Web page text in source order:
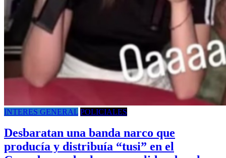
INTERES GENERAL POLICIALES
Desbaratan una banda narco que
producía y distribuía “tusi” en el